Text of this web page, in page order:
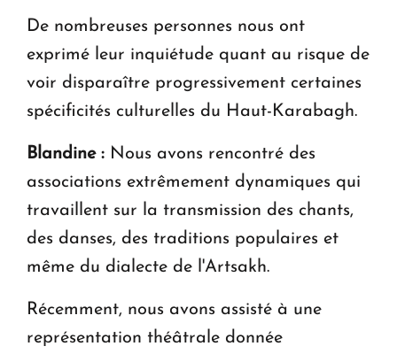
De nombreuses personnes nous ont
exprimé leur inquiétude quant au risque de
voir disparaître progressivement certaines
spécificités culturelles du Haut-Karabagh.
Blandine : Nous avons rencontré des
associations extrêmement dynamiques qui
travaillent sur la transmission des chants,
des danses, des traditions populaires et
même du dialecte de l'Artsakh.
Récemment, nous avons assisté à une
représentation théâtrale donnée